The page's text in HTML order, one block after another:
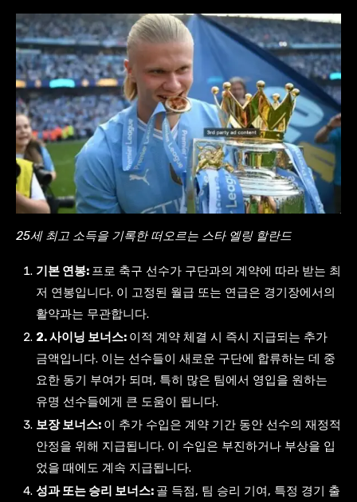
25세 최고 소득을 기록한 떠오르는 스타 엘링 할란드
기본 연봉: 프로 축구 선수가 구단과의 계약에 따라 받는 최
저 연봉입니다. 이 고정된 월급 또는 연급은 경기장에서의
활약과는 무관합니다.
2. 사이닝 보너스: 이적 계약 체결 시 즉시 지급되는 추가
금액입니다. 이는 선수들이 새로운 구단에 합류하는 데 중
요한 동기 부여가 되며, 특히 많은 팀에서 영입을 원하는
유명 선수들에게 큰 도움이 됩니다.
보장 보너스: 이 추가 수입은 계약 기간 동안 선수의 재정적
안정을 위해 지급됩니다. 이 수입은 부진하거나 부상을 입
었을 때에도 계속 지급됩니다.
성과 또는 승리 보너스: 골 득점, 팀 승리 기여, 특정 경기 출